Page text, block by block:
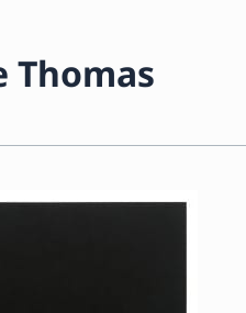
Thomas